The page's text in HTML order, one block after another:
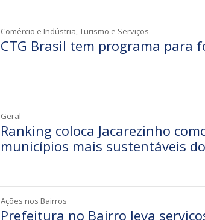
Comércio e Indústria, Turismo e Serviços
CTG Brasil tem programa para
Geral
Ranking coloca Jacarezinho
municípios mais sustentáveis
Ações nos Bairros
Prefeitura no Bairro leva